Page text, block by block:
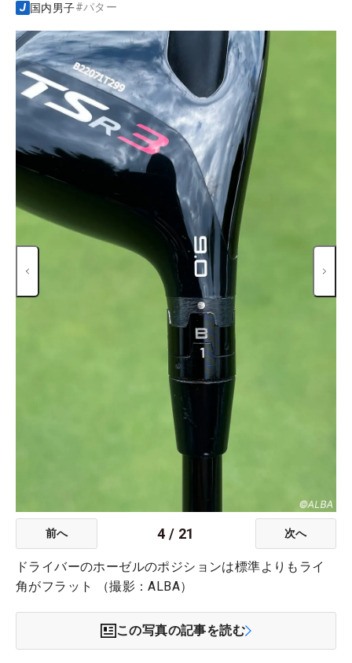
国内男子#パター
前へ 4 / 21 次へ
ドライバーのホーゼルのポジションは標準よりもライ
角がフラット （撮影：ALBA）
この写真の記事を読む